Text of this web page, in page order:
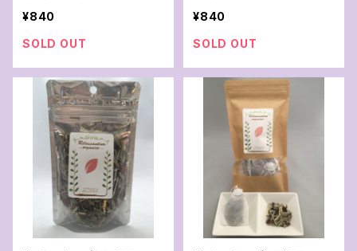
¥840
SOLD OUT
¥840
SOLD OUT